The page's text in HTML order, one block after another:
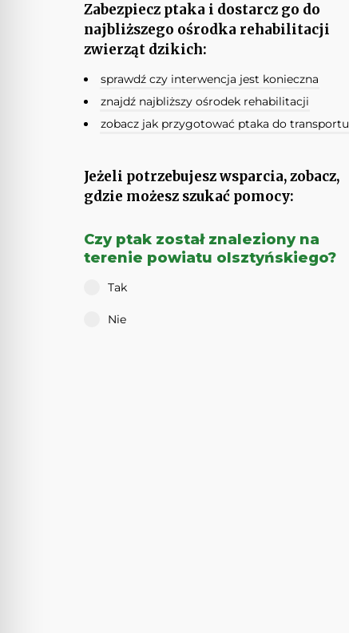
Zabezpiecz ptaka i dostarcz go do
najbliższego ośrodka rehabilitacji
zwierząt dzikich:
sprawdź czy interwencja jest konieczna
znajdź najbliższy ośrodek rehabilitacji
zobacz jak przygotować ptaka do transportu
Jeżeli potrzebujesz wsparcia, zobacz,
gdzie możesz szukać pomocy:
Czy ptak został znaleziony na
terenie powiatu olsztyńskiego?
Tak
Nie